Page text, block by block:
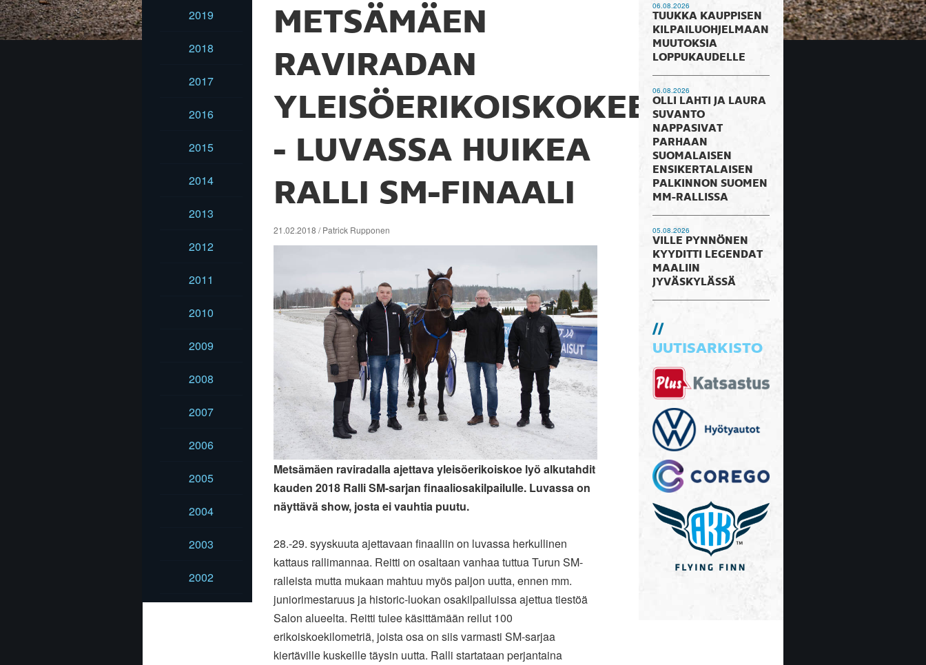
2019
2018
2017
2016
2015
2014
2013
2012
2011
2010
2009
2008
2007
2006
2005
2004
2003
2002
METSÄMÄEN
RAVIRADAN
YLEISÖERIKOISKOKEELLA
- LUVASSA HUIKEA
RALLI SM-FINAALI
21.02.2018 / Patrick Rupponen
Metsämäen raviradalla ajettava yleisöerikoiskoe lyö alkutahdit
kauden 2018 Ralli SM-sarjan finaaliosakilpailulle. Luvassa on
näyttävä show, josta ei vauhtia puutu.
28.-29. syyskuuta ajettavaan finaaliin on luvassa herkullinen
kattaus rallimannaa. Reitti on osaltaan vanhaa tuttua Turun SM-
ralleista mutta mukaan mahtuu myös paljon uutta, ennen mm.
juniorimestaruus ja historic-luokan osakilpailuissa ajettua tiestöä
Salon alueelta. Reitti tulee käsittämään reilut 100
erikoiskoekilometriä, joista osa on siis varmasti SM-sarjaa
kiertäville kuskeille täysin uutta. Ralli startataan perjantaina
06.08.2026
TUUKKA KAUPPISEN
KILPAILUOHJELMAAN
MUUTOKSIA
LOPPUKAUDELLE
06.08.2026
OLLI LAHTI JA LAURA
SUVANTO
NAPPASIVAT
PARHAAN
SUOMALAISEN
ENSIKERTALAISEN
PALKINNON SUOMEN
MM-RALLISSA
05.08.2026
VILLE PYNNÖNEN
KYYDITTI LEGENDAT
MAALIIN
JYVÄSKYLÄSSÄ
UUTISARKISTO